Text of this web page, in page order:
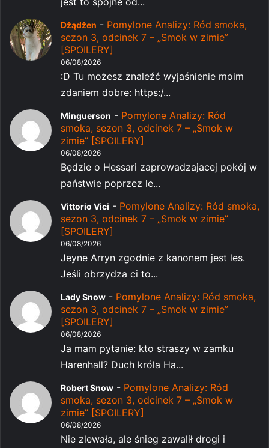
Dżądżen - Pomylone Analizy: Ród smoka,
sezon 3, odcinek 7 – „Smok w zimie”
[SPOILERY]
06/08/2026
:D Tu możesz znaleźć wyjaśnienie moim
zdaniem dobre: https:/...
Minguerson - Pomylone Analizy: Ród
smoka, sezon 3, odcinek 7 – „Smok w
zimie” [SPOILERY]
06/08/2026
Będzie o Hessari zaprowadzajacej pokój w
państwie poprzez le...
Vittorio Vici - Pomylone Analizy: Ród smoka,
sezon 3, odcinek 7 – „Smok w zimie”
[SPOILERY]
06/08/2026
Jeyne Arryn zgodnie z kanonem jest les.
Jeśli obrzydza ci to...
Lady Snow - Pomylone Analizy: Ród smoka,
sezon 3, odcinek 7 – „Smok w zimie”
[SPOILERY]
06/08/2026
Ja mam pytanie: kto straszy w zamku
Harenhall? Duch króla Ha...
Robert Snow - Pomylone Analizy: Ród
smoka, sezon 3, odcinek 7 – „Smok w
zimie” [SPOILERY]
06/08/2026
Nie zlewała, ale śnieg zawalił drogi i